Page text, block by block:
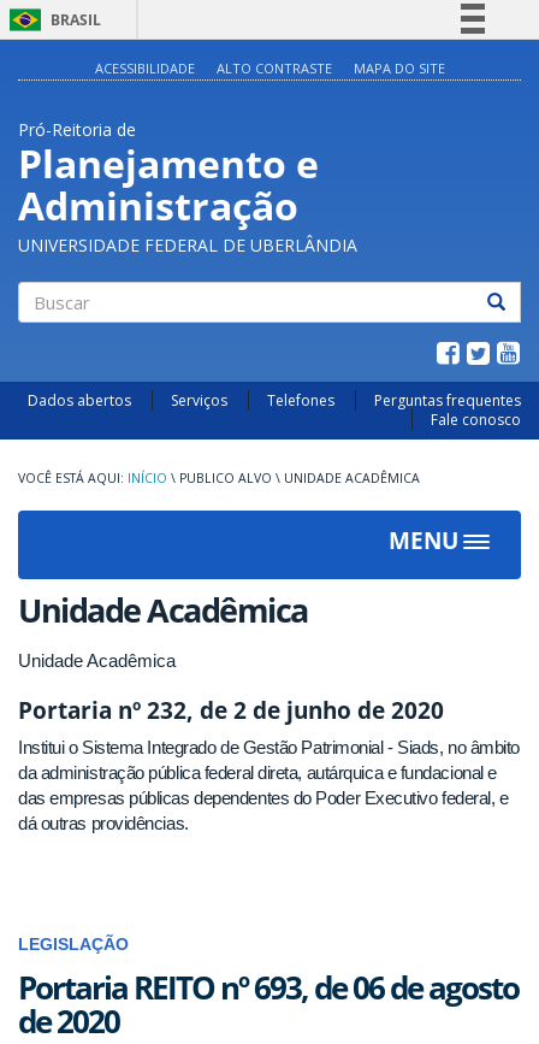
BRASIL
Acesso à informação
ACESSIBILIDADE ALTO CONTRASTE MAPA DO SITE
Pró-Reitoria de
Planejamento e
Administração
UNIVERSIDADE FEDERAL DE UBERLÂNDIA
Dados abertos Serviços Telefones
Perguntas frequentes
Fale conosco
INÍCIO \ PUBLICO ALVO \ UNIDADE ACADÊMICA
MENU
Toggle
Unidade Acadêmica
Unidade Acadêmica
Portaria nº 232, de 2 de junho de 2020
Institui o Sistema Integrado de Gestão Patrimonial - Siads, no âmbito
da administração pública federal direta, autárquica e fundacional e
das empresas públicas dependentes do Poder Executivo federal, e
dá outras providências.
LEGISLAÇÃO
Portaria REITO nº 693, de 06 de agosto
de 2020